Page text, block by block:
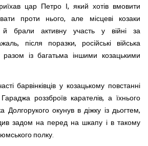
цар Петро І, який хотів вмовити
проти нього, але місцеві козаки
й брали активну участь у війні за
після поразки, російські війська
із багатьма іншими козацькими
барвінківців у козацькому повстанні
роззброїв карателів, а їхнього
Долгорукого окунув в діжку із дьогтем,
задом на перед на шкапу і в такому
полку.